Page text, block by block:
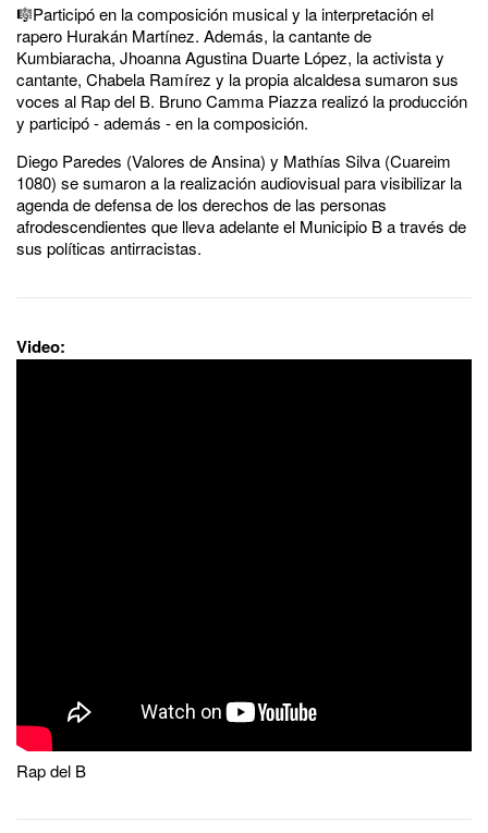
🎼Participó en la composición musical y la interpretación el
rapero Hurakán Martínez. Además, la cantante de
Kumbiaracha, Jhoanna Agustina Duarte López, la activista y
cantante, Chabela Ramírez y la propia alcaldesa sumaron sus
voces al Rap del B. Bruno Camma Piazza realizó la producción
y participó - además - en la composición.
Diego Paredes (Valores de Ansina) y Mathías Silva (Cuareim
1080) se sumaron a la realización audiovisual para visibilizar la
agenda de defensa de los derechos de las personas
afrodescendientes que lleva adelante el Municipio B a través de
sus políticas antirracistas.
Video:
Rap del B